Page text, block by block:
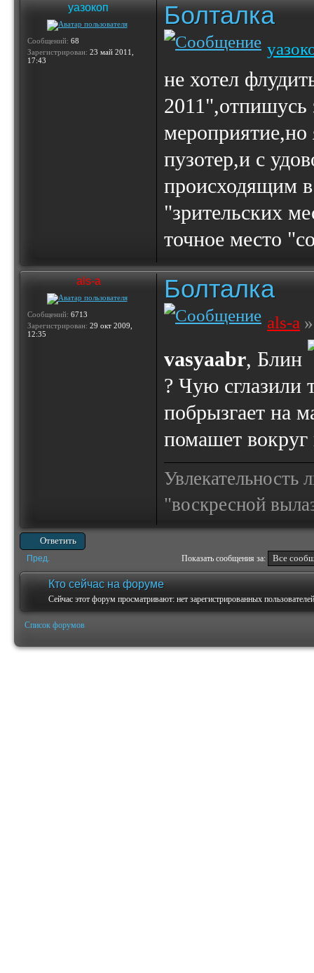
уазокоп
Сообщений: 68
Зарегистрирован: 23 май 2011,
17:43
Болталка
не хотел
2011",отпишусь
пузотер,и с
происходящим в
"зрительских
точное место
als-a
Сообщений: 6713
Зарегистрирован: 29 окт 2009,
12:35
Болталка
als-a
vasyaabr, Блин
? Чую сглазили
побрызгает на
помашет вокруг
Увлекательность
"воскресной
Ответить
Пред. Показать сообщения за:
Кто сейчас на форуме
Сейчас этот форум просматривают: нет зарегистрированных
Список форумов